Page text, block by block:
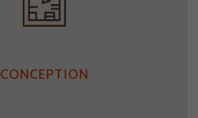
CONCEPTION